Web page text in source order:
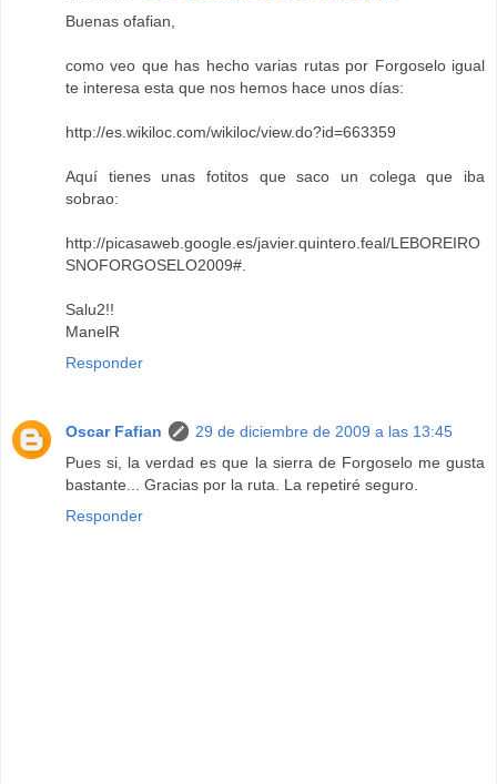
Buenas ofafian,
como veo que has hecho varias rutas por Forgoselo igual
te interesa esta que nos hemos hace unos días:
http://es.wikiloc.com/wikiloc/view.do?id=663359
Aquí tienes unas fotitos que saco un colega que iba
sobrao:
http://picasaweb.google.es/javier.quintero.feal/LEBOREIRO
SNOFORGOSELO2009#
Salu2!!
ManelR
Responder
Oscar Fafian
29 de diciembre de 2009 a las 13:45
Pues si, la verdad es que la sierra de Forgoselo me gusta
bastante... Gracias por la ruta. La repetiré seguro.
Responder